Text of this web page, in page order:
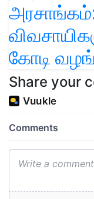
கோடி
Share your